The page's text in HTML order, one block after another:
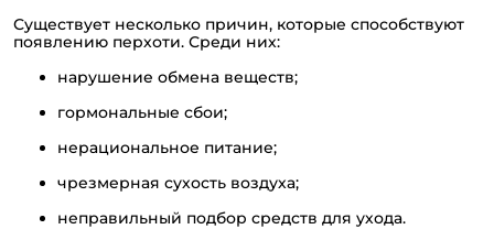
Существует несколько причин, которые способствуют
появлению перхоти. Среди них:
нарушение обмена веществ;
гормональные сбои;
нерациональное питание;
чрезмерная сухость воздуха;
неправильный подбор средств для ухода.